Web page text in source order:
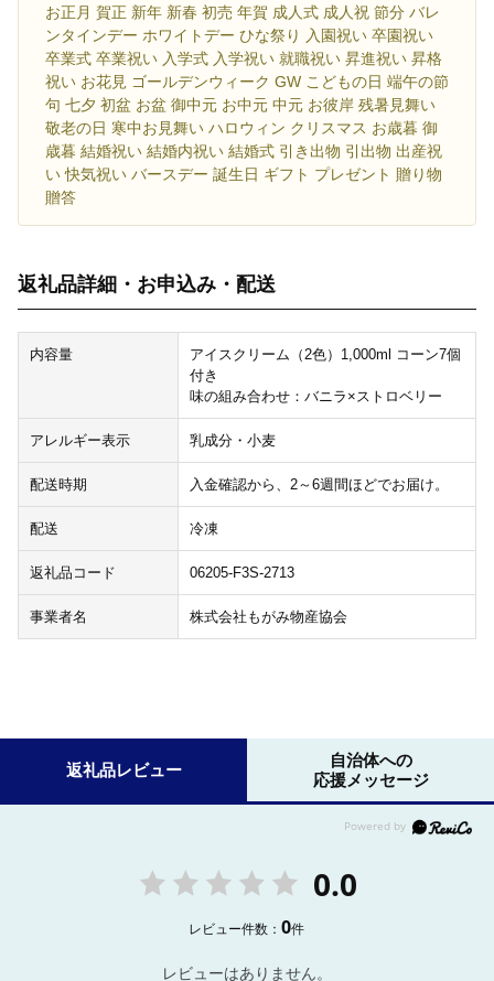
お正月 賀正 新年 新春 初売 年賀 成人式 成人祝 節分 バレ
ンタインデー ホワイトデー ひな祭り 入園祝い 卒園祝い
卒業式 卒業祝い 入学式 入学祝い 就職祝い 昇進祝い 昇格
祝い お花見 ゴールデンウィーク GW こどもの日 端午の節
句 七夕 初盆 お盆 御中元 お中元 中元 お彼岸 残暑見舞い
敬老の日 寒中お見舞い ハロウィン クリスマス お歳暮 御
歳暮 結婚祝い 結婚内祝い 結婚式 引き出物 引出物 出産祝
い 快気祝い バースデー 誕生日 ギフト プレゼント 贈り物
贈答
返礼品詳細・お申込み・配送
内容量
アイスクリーム（2色）1,000ml コーン7個
付き
味の組み合わせ：バニラ×ストロベリー
アレルギー表示 乳成分・小麦
配送時期 入金確認から、2～6週間ほどでお届け。
配送 冷凍
返礼品コード 06205-F3S-2713
事業者名 株式会社もがみ物産協会
返礼品レビュー
自治体への
応援メッセージ
0.0
レビュー件数：0件
レビューはありません。